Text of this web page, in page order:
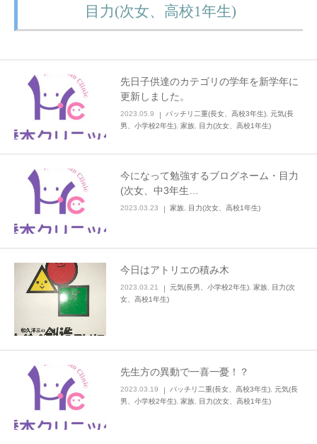
目力(次女、高校1年生)
先日子供達のカテゴリの学年を新学年に
更新しました。
2023.05.9 パッチリ二重(長女、高校3年生) 元気(長
男、小学校2年生) 家族 目力(次女、高校1年生)
今になって勉強するブログネーム・目力
(次女、中3年生…
2023.03.23 家族 目力(次女、高校1年生)
今日はアトリエの積み木
2023.03.21 元気(長男、小学校2年生) 家族
目力(次
女、高校1年生)
先生方の異動で一喜一憂！？
2023.03.19 パッチリ二重(長女、高校3年生) 元気(長
男、小学校2年生) 家族 目力(次女、高校1年生)